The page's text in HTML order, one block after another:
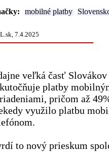
mobilné platby
7.4.2025
veľká časť Slovákov
platby
pričom až
využilo platbu
to nový prieskum